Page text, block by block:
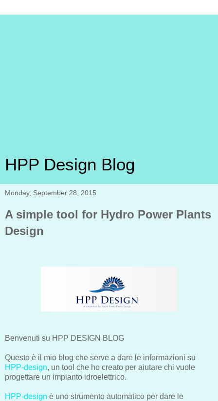
HPP Design Blog
Monday, September 28, 2015
A simple tool for Hydro Power Plants
Design
Benvenuti su HPP DESIGN BLOG
Questo è il mio blog che serve a dare le informazioni su
HPP-design, un tool che ho creato per aiutare chi vuole
progettare un impianto idroelettrico.
HPP-design è uno strumento automatico per dare le